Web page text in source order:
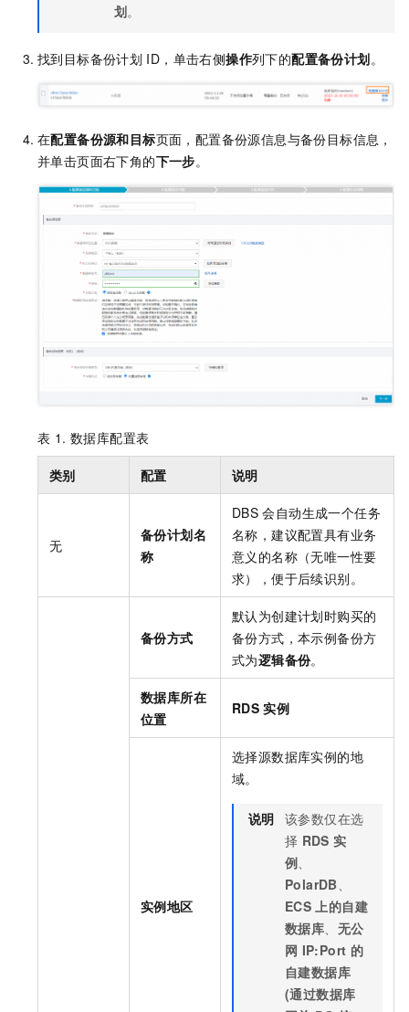
划。
找到目标备份计划 ID，单击右侧操作列下的配置备份计划。
在配置备份源和目标页面，配置备份源信息与备份目标信息，
并单击页面右下角的下一步。
表 1. 数据库配置表
类别 配置 说明
无
备份计划名
称
DBS 会自动生成一个任务
名称，建议配置具有业务
意义的名称（无唯一性要
求），便于后续识别。
备份方式
默认为创建计划时购买的
备份方式，本示例备份方
式为逻辑备份。
数据库所在
位置
RDS 实例
实例地区
选择源数据库实例的地
域。
说明 该参数仅在选
择 RDS 实
例、
PolarDB、
ECS 上的自建
数据库、 无公
网 IP:Port 的
自建数据库
(通过数据库